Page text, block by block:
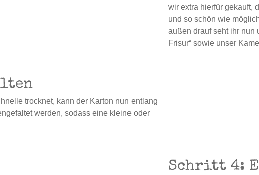
wir extra hierfür gekauft,
und so schön wie
außen drauf seht ihr nun
Frisur“ sowie unser
trocknet, kann der Karton nun entlang
werden, sodass eine kleine oder
Schritt 4: